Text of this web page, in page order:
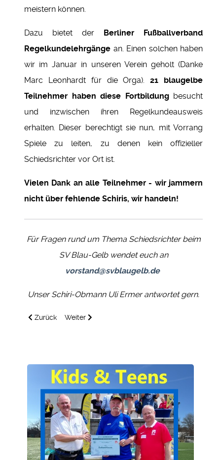
meistern können.
Dazu bietet der Berliner Fußballverband
Regelkundelehrgänge an. Einen solchen haben
wir im Januar in unseren Verein geholt (Danke
Marc Leonhardt für die Orga).21 blaugelbe
Teilnehmer haben diese Fortbildungbesucht
und inzwischen ihren Regelkundeausweis
erhalten. Dieser berechtigt sie nun, mit Vorrang
Spiele zu leiten, zu denen kein offizieller
Schiedsrichter vor Ort ist.
Vielen Dank an alle Teilnehmer - wir jammern
nicht über fehlende Schiris, wir handeln!
Für Fragen rund um Thema Schiedsrichter beim
SV Blau-Gelb wendet euch an
vorstand@svblaugelb.de
Unser Schiri-Obmann Uli Ermer antwortet gern.
Vorheriger Beitrag: Übersicht Trainingszeiten und
Zurück Nächster Beitrag: Der Hauptvorstand informiert...
Weiter